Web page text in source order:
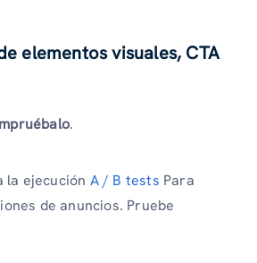
elementos visuales, CTA
.
la ejecución A / B tests Para
de anuncios. Pruebe